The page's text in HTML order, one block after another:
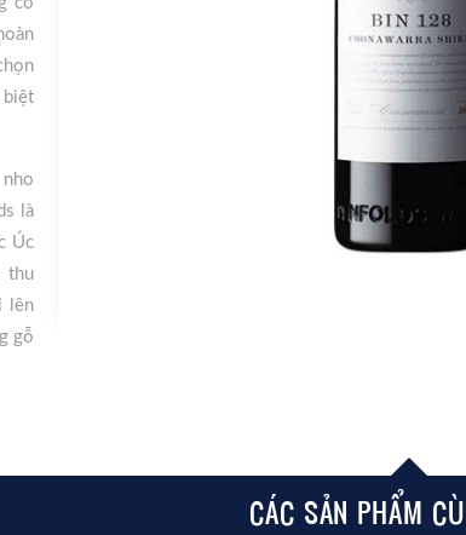
là
Úc
thu
lên
gỗ
có
CÁC SẢN PHẨM